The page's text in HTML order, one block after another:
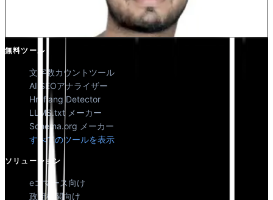
Kunal Singh Shekhawat
無料ツール
文字数カウントツール
AI SEOアナライザー
Hreflang Detector
LLMS.txt メーカー
Schema.org メーカー
すべてのツールを表示
ソリューション
eコマース向け
政府機関向け